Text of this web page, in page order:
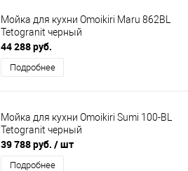
Мойка для кухни Omoikiri Maru 862BL
Tetogranit черный
44 288 руб.
Подробнее
Мойка для кухни Omoikiri Sumi 100-BL
Tetogranit черный
39 788 руб. / шт
Подробнее